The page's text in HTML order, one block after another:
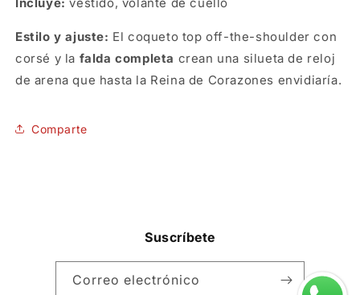
Estilo y ajuste: El coqueto top off-the-shoulder con
corsé y la falda completa crean una silueta de reloj
de arena que hasta la Reina de Corazones envidiaría.
SKU:Comparte
Suscríbete
Correo electrónico